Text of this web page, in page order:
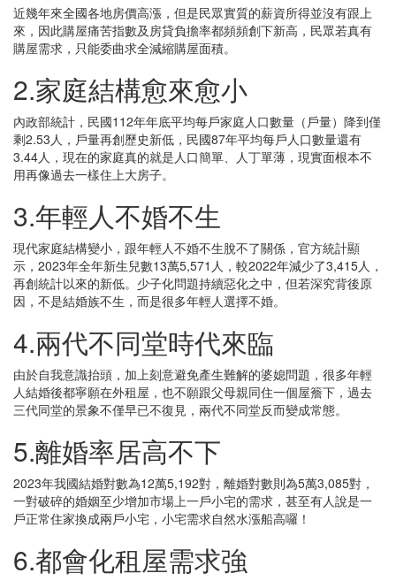
近幾年來全國各地房價高漲，但是民眾實質的薪資所得並沒有跟上
來，因此購屋痛苦指數及房貸負擔率都頻頻創下新高，民眾若真有
購屋需求，只能委曲求全減縮購屋面積。
2.家庭結構愈來愈小
內政部統計，民國112年年底平均每戶家庭人口數量（戶量）降到僅
剩2.53人，戶量再創歷史新低，民國87年平均每戶人口數量還有
3.44人，現在的家庭真的就是人口簡單、人丁單薄，現實面根本不
用再像過去一樣住上大房子。
3.年輕人不婚不生
現代家庭結構變小，跟年輕人不婚不生脫不了關係，官方統計顯
示，2023年全年新生兒數13萬5,571人，較2022年減少了3,415人，
再創統計以來的新低。少子化問題持續惡化之中，但若深究背後原
因，不是結婚族不生，而是很多年輕人選擇不婚。
4.兩代不同堂時代來臨
由於自我意識抬頭，加上刻意避免產生難解的婆媳問題，很多年輕
人結婚後都寧願在外租屋，也不願跟父母親同住一個屋簷下，過去
三代同堂的景象不僅早已不復見，兩代不同堂反而變成常態。
5.離婚率居高不下
2023年我國結婚對數為12萬5,192對，離婚對數則為5萬3,085對，
一對破碎的婚姻至少增加市場上一戶小宅的需求，甚至有人說是一
戶正常住家換成兩戶小宅，小宅需求自然水漲船高囉！
6.都會化租屋需求強